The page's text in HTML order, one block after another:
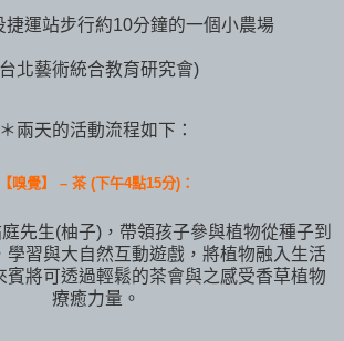
捷運站步行約10分鐘的一個小農場
北藝術統合教育研究會)
＊兩天的活動流程如下：
【嗅覺】 – 茶 (下午4點15分)：
先生(柚子)，帶領孩子參與植物從種子到
學習與大自然互動遊戲，將植物融入生活
賓將可透過輕鬆的茶會與之感受香草植物
療癒力量。